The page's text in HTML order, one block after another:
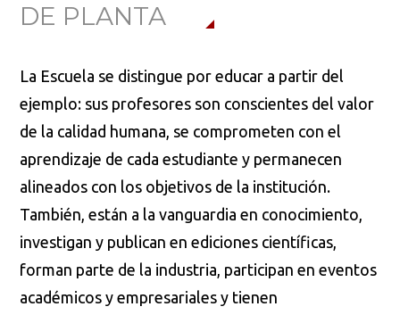
DE PLANTA
La Escuela se distingue por educar a partir del
ejemplo: sus profesores son conscientes del valor
de la calidad humana, se comprometen con el
aprendizaje de cada estudiante y permanecen
alineados con los objetivos de la institución.
También, están a la vanguardia en conocimiento,
investigan y publican en ediciones científicas,
forman parte de la industria, participan en eventos
académicos y empresariales y tienen